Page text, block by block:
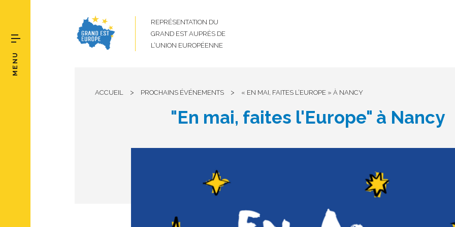
REPRÉSENTATION DU
GRAND EST AUPRÈS DE
L’UNION EUROPÉENNE
MENU
ACCUEIL > PROCHAINS ÉVÉNEMENTS > « EN MAI, FAITES L’EUROPE » À NANCY
"En mai, faites l'Europe" à Nancy